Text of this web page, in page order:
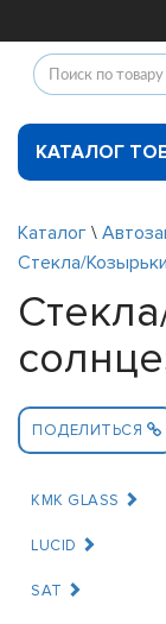
КАТАЛОГ
Каталог \
Стекла/
ПОДЕЛИТЬСЯ
KMK GLASS
LUCID
SAT